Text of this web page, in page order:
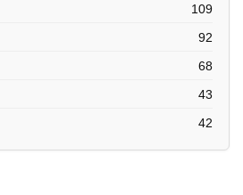
109
92
68
43
42